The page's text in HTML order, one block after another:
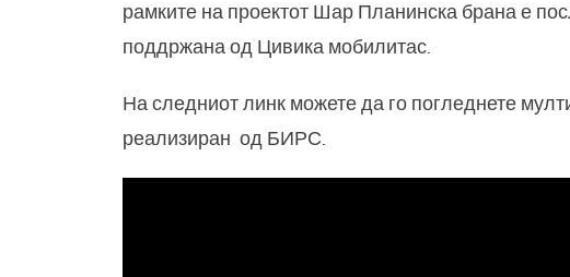
рамките на проектот Шар Планинска брана е
поддржана од Цивика мобилитас.
На следниот линк можете да го погледнете
реализиран од БИРС.